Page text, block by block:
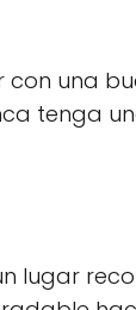
una
tenga
lugar